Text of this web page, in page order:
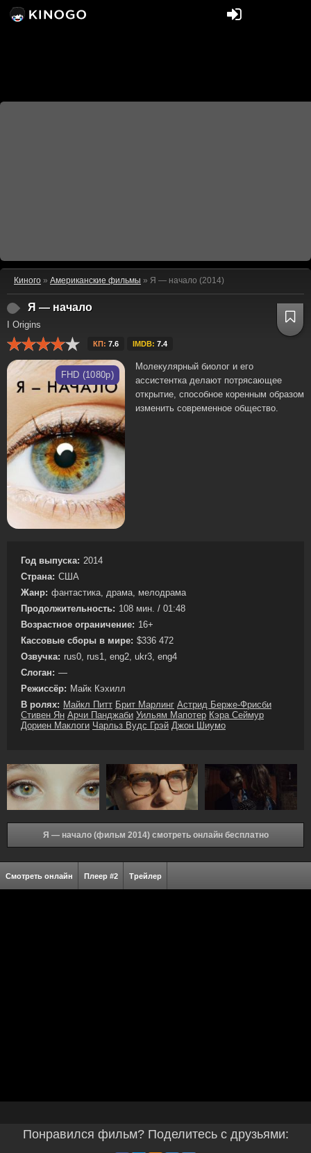
Киного » Американские фильмы » Я — начало (2014)
Я — начало
I Origins
КП: 7.6 IMDB: 7.4
FHD (1080p)
Молекулярный биолог и его
ассистентка делают потрясающее
открытие, способное коренным образом
изменить современное общество.
Год выпуска: 2014
Страна: США
Жанр: фантастика, драма, мелодрама
Продолжительность: 108 мин. / 01:48
Возрастное ограничение: 16+
Кассовые сборы в мире: $336 472
Озвучка: rus0, rus1, eng2, ukr3, eng4
Слоган: —
Режиссёр: Майк Кэхилл
В ролях: Майкл Питт Брит Марлинг Астрид Берже-Фрисби
Стивен Ян Арчи Панджаби Уильям Мапотер Кэра Сеймур
Дориен Маклоги Чарльз Вудс Грэй Джон Шиумо
Я — начало (фильм 2014) смотреть онлайн бесплатно
Смотреть онлайн Плеер #2 Трейлер
Понравился фильм? Поделитесь с друзьями: